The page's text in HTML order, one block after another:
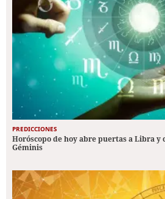
PREDICCIONES
Horóscopo de hoy abre puertas a Libra y
Géminis